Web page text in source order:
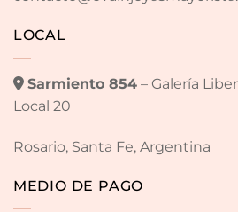
LOCAL
Sarmiento 854– Galería
Local 20
Rosario, Santa Fe, Argentina
MEDIO DE PAGO